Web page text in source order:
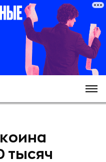
тысяч